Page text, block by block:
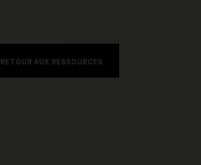
RETOUR AUX RESSOURCES